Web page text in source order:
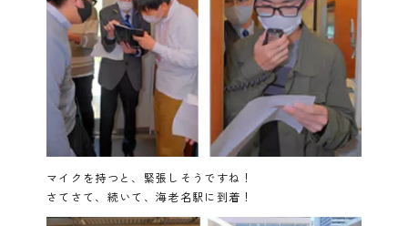
マイクを持つと、緊張しそうですね！
さてさて、続いて、海老名駅に到着！